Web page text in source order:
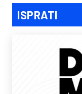
ISPRATI